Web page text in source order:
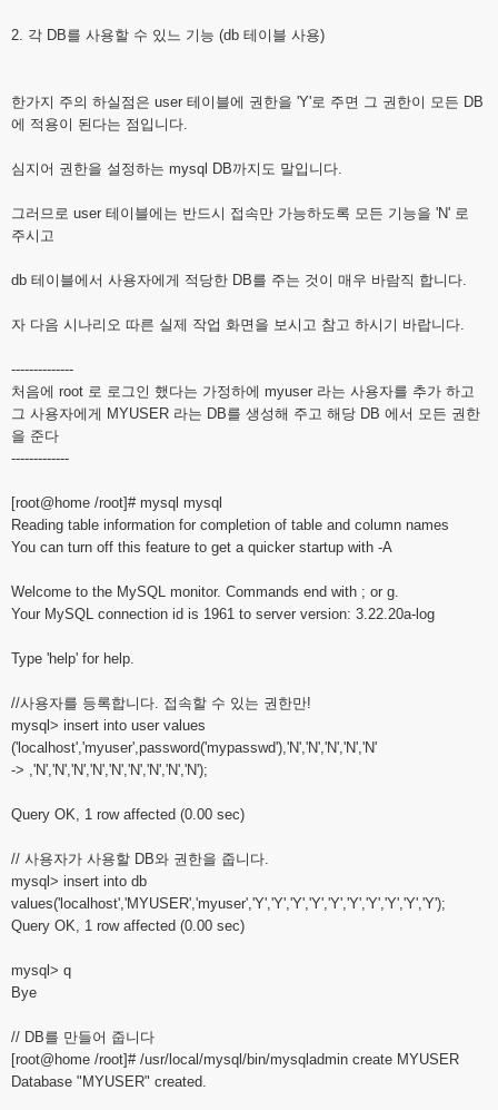
2. 각 DB를 사용할 수 있느 기능 (db 테이블 사용)
한가지 주의 하실점은 user 테이블에 권한을 'Y'로 주면 그 권한이 모든 DB
에 적용이 된다는 점입니다.
심지어 권한을 설정하는 mysql DB까지도 말입니다.
그러므로 user 테이블에는 반드시 접속만 가능하도록 모든 기능을 'N' 로
주시고
db 테이블에서 사용자에게 적당한 DB를 주는 것이 매우 바람직 합니다.
자 다음 시나리오 따른 실제 작업 화면을 보시고 참고 하시기 바랍니다.
--------------
처음에 root 로 로그인 했다는 가정하에 myuser 라는 사용자를 추가 하고
그 사용자에게 MYUSER 라는 DB를 생성해 주고 해당 DB 에서 모든 권한
을 준다
-------------
[root@home /root]# mysql mysql
Reading table information for completion of table and column names
You can turn off this feature to get a quicker startup with -A
Welcome to the MySQL monitor. Commands end with ; or g.
Your MySQL connection id is 1961 to server version: 3.22.20a-log
Type 'help' for help.
//사용자를 등록합니다. 접속할 수 있는 권한만!
mysql> insert into user values
('localhost','myuser',password('mypasswd'),'N','N','N','N','N'
-> ,'N','N','N','N','N','N','N','N','N');
Query OK, 1 row affected (0.00 sec)
// 사용자가 사용할 DB와 권한을 줍니다.
mysql> insert into db
values('localhost','MYUSER','myuser','Y','Y','Y','Y','Y','Y','Y','Y','Y','Y');
Query OK, 1 row affected (0.00 sec)
mysql> q
Bye
// DB를 만들어 줍니다
[root@home /root]# /usr/local/mysql/bin/mysqladmin create MYUSER
Database "MYUSER" created.